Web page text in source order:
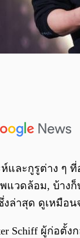
และกูรูต่าง ๆ
แวดล้อม, บ้าง
งล่าสุด ดูเหมือ
Schiff ผู้ก่อตั้ง